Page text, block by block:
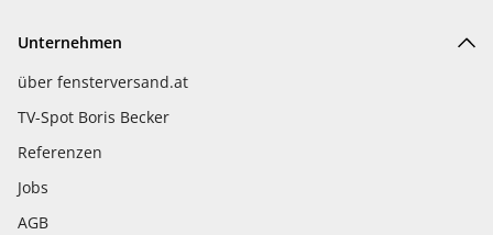
Unternehmen
über fensterversand.at
TV-Spot Boris Becker
Referenzen
Jobs
AGB